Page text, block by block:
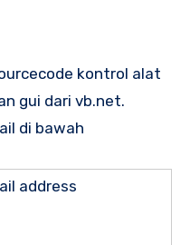
kontrol alat
gui dari vb.net.
di bawah
address